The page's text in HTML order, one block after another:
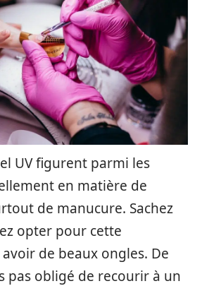
UV figurent parmi les
en matière de
de manucure. Sachez
opter pour cette
de beaux ongles. De
pas obligé de recourir à un